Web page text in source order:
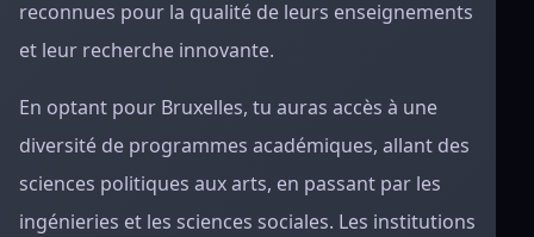
reconnues pour la qualité de leurs enseignements
et leur recherche innovante.
En optant pour Bruxelles, tu auras accès à une
diversité de programmes académiques, allant des
sciences politiques aux arts, en passant par les
ingénieries et les sciences sociales. Les institutions